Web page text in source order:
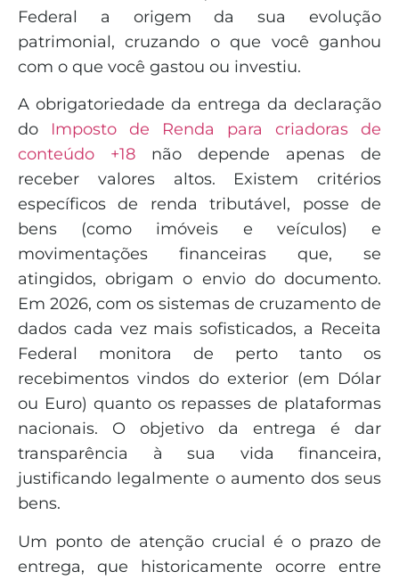
Federal a origem da sua evolução
patrimonial, cruzando o que você ganhou
com o que você gastou ou investiu.
A obrigatoriedade da entrega da declaração
do Imposto de Renda para criadoras de
conteúdo +18 não depende apenas de
receber valores altos. Existem critérios
específicos de renda tributável, posse de
bens (como imóveis e veículos) e
movimentações financeiras que, se
atingidos, obrigam o envio do documento.
Em 2026, com os sistemas de cruzamento de
dados cada vez mais sofisticados, a Receita
Federal monitora de perto tanto os
recebimentos vindos do exterior (em Dólar
ou Euro) quanto os repasses de plataformas
nacionais. O objetivo da entrega é dar
transparência à sua vida financeira,
justificando legalmente o aumento dos seus
bens.
Um ponto de atenção crucial é o prazo de
entrega, que historicamente ocorre entre